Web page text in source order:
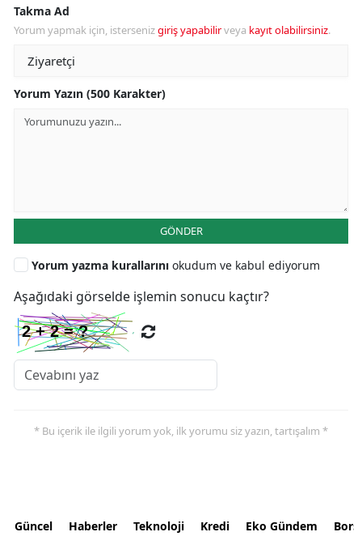
Takma Ad
Yorum yapmak için, istersenizgiriş yapabilirveya kayıt olabilirsiniz.
Yorum Yazın (500 Karakter)
GÖNDER
Yorum yazma kurallarını okudum ve kabul ediyorum
Aşağıdaki görselde işlemin sonucu kaçtır?
* Bu içerik ile ilgili yorum yok, ilk yorumu siz yazın, tartışalım *
Güncel Haberler Teknoloji Kredi Eko Gündem